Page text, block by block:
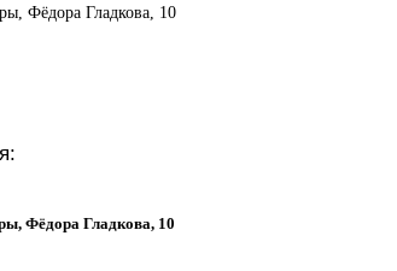
Фёдора Гладкова, 10
Фёдора Гладкова, 10